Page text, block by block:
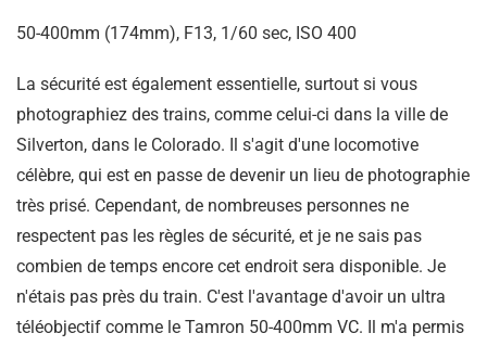
50-400mm (174mm), F13, 1/60 sec, ISO 400
La sécurité est également essentielle, surtout si vous
photographiez des trains, comme celui-ci dans la ville de
Silverton, dans le Colorado. Il s'agit d'une locomotive
célèbre, qui est en passe de devenir un lieu de photographie
très prisé. Cependant, de nombreuses personnes ne
respectent pas les règles de sécurité, et je ne sais pas
combien de temps encore cet endroit sera disponible. Je
n'étais pas près du train. C'est l'avantage d'avoir un ultra
téléobjectif comme le Tamron 50-400mm VC. Il m'a permis